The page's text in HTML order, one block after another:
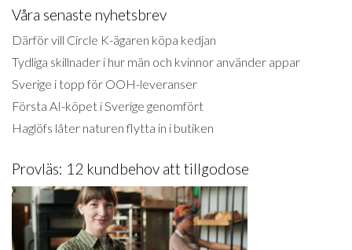
Våra senaste nyhetsbrev
Därför vill Circle K-ägaren köpa kedjan
Tydliga skillnader i hur män och kvinnor använder appar
Sverige i topp för OOH-leveranser
Första AI-köpet i Sverige genomfört
Haglöfs låter naturen flytta in i butiken
Provläs: 12 kundbehov att tillgodose